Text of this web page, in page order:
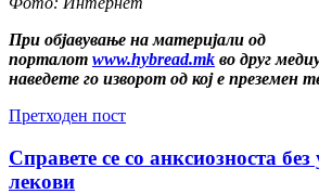
При објавување на материјали од
порталот www.hybread.mk во друг
наведете го изворот од кој е преземен
Претходен пост
Справете се со анксиозноста
лекови